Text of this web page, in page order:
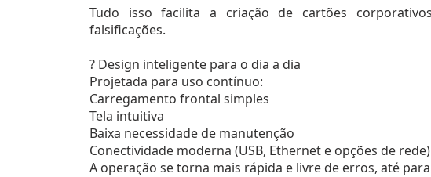
Tudo isso facilita a criação de cartões
falsificações.
? Design inteligente para o dia a dia
Projetada para uso contínuo:
Carregamento frontal simples
Tela intuitiva
Baixa necessidade de manutenção
Conectividade moderna (USB, Ethernet e opções de rede)
A operação se torna mais rápida e livre de erros, até